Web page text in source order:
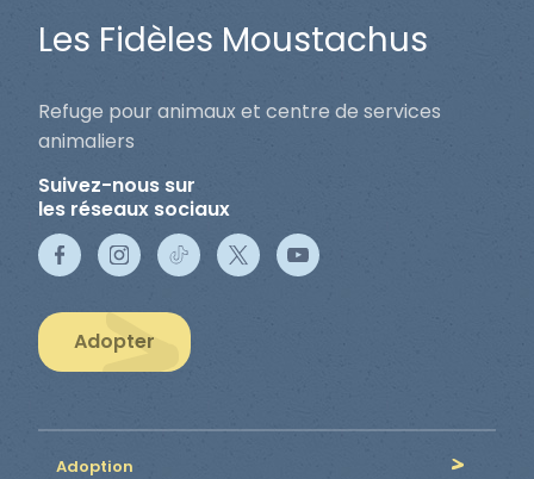
Les Fidèles Moustachus
Refuge pour animaux et centre de services
animaliers
Suivez-nous sur
les réseaux sociaux
Adopter
Adoption